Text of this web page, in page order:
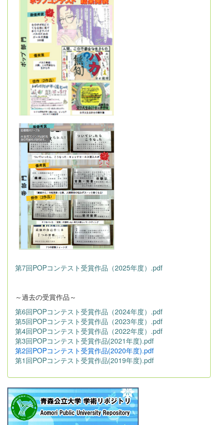
第7回POPコンテスト受賞作品（2025年度）.pdf
～過去の受賞作品～
第6回POPコンテスト受賞作品（2024年度）.pdf
第5回POPコンテスト受賞作品（2023年度）.pdf
第4回POPコンテスト受賞作品（2022年度）.pdf
第3回POPコンテスト受賞作品(2021年度).pdf
第2回POPコンテスト受賞作品(2020年度).pdf
第1回POPコンテスト受賞作品(2019年度).pdf